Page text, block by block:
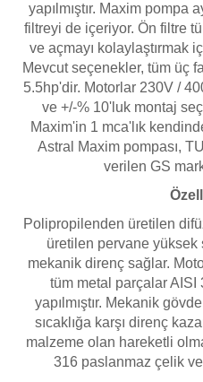
Havuz Kış Kimyasalı
Kalsiyum Hipoklorit
Süper Pool
Tuz
Ayak Havuzu
Bahçe Havuz
Dalgıç Pompa
Dezenfeksiyon
Havuz Güvenlik
yapılmıştır. Maxim pompa
filtreyi de içeriyor. Ön filtre
ve açmayı kolaylaştırmak
Mevcut seçenekler, tüm üç
5.5hp'dir. Motorlar 230V /
ve +/-% 10'luk montaj
Maxim'in 1 mca'lık
Astral Maxim pompası,
verilen GS
Polipropilenden üretilen
üretilen pervane yüksek
mekanik direnç sağlar.
tüm metal parçalar
yapılmıştır. Mekanik
sıcaklığa karşı direnç
malzeme olan hareketli
316 paslanmaz çelik